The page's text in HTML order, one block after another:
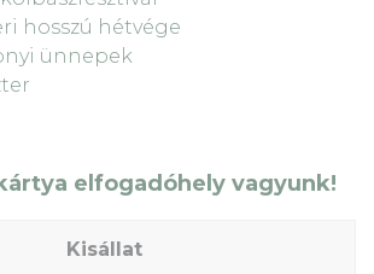
hosszú hétvége
ünnepek
elfogadóhely vagyunk!
Kisállat